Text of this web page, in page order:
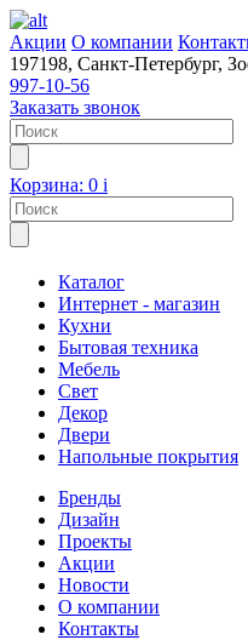
Акции О компании
197198, Санкт-Петербург,
997-10-56
Заказать звонок
Корзина: 0 i
Каталог
Интернет - магазин
Кухни
Бытовая техника
Мебель
Свет
Декор
Двери
Напольные покрытия
Бренды
Дизайн
Проекты
Акции
Новости
О компании
Контакты